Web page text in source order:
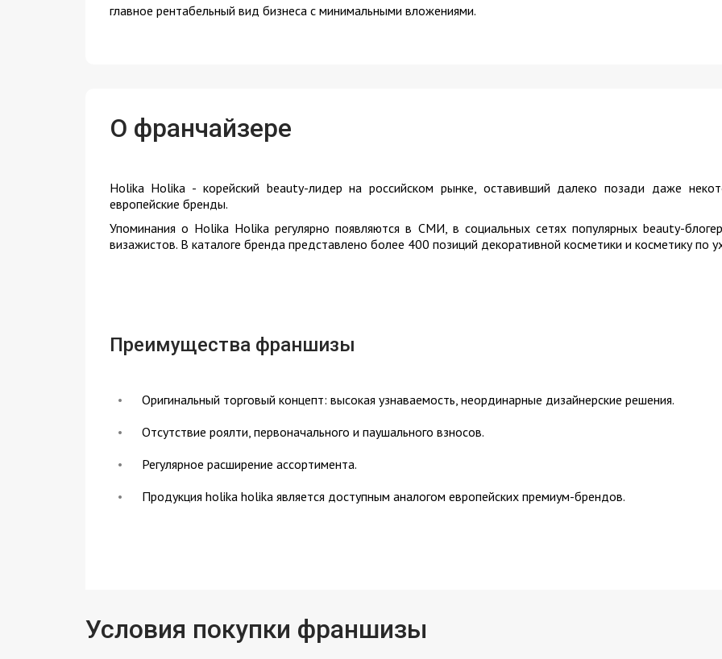
главное рентабельный вид бизнеса с минимальными вложениями.
О франчайзере
Holika Holika - корейский beauty-лидер на российском рынке, оставивший далеко позади даже
европейские бренды.
Упоминания о Holika Holika регулярно появляются в СМИ, в социальных сетях популярных beauty-
визажистов. В каталоге бренда представлено более 400 позиций декоративной косметики и косметику по
Преимущества франшизы
Оригинальный торговый концепт: высокая узнаваемость, неординарные дизайнерские решения.
Отсутствие роялти, первоначального и паушального взносов.
Регулярное расширение ассортимента.
Продукция holika holika является доступным аналогом европейских премиум-брендов.
Условия покупки франшизы